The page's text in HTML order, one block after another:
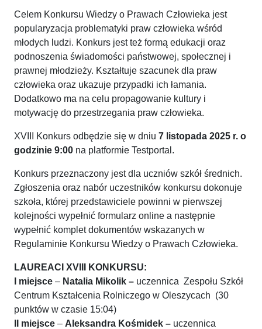
Celem Konkursu Wiedzy o Prawach Człowieka jest
popularyzacja problematyki praw człowieka wśród
młodych ludzi. Konkurs jest też formą edukacji oraz
podnoszenia świadomości państwowej, społecznej i
prawnej młodzieży. Kształtuje szacunek dla praw
człowieka oraz ukazuje przypadki ich łamania.
Dodatkowo ma na celu propagowanie kultury i
motywację do przestrzegania praw człowieka.
XVIII Konkurs odbędzie się w dniu 7 listopada 2025 r. o
godzinie 9:00 na platformie Testportal.
Konkurs przeznaczony jest dla uczniów szkół średnich.
Zgłoszenia oraz nabór uczestników konkursu dokonuje
szkoła, której przedstawiciele powinni w pierwszej
kolejności wypełnić formularz online a następnie
wypełnić komplet dokumentów wskazanych w
Regulaminie Konkursu Wiedzy o Prawach Człowieka.
LAUREACI XVIII KONKURSU:
I miejsce – Natalia Mikolik – uczennica Zespołu Szkół
Centrum Kształcenia Rolniczego w Oleszycach (30
punktów w czasie 15:04)
II miejsce – Aleksandra Kośmidek – uczennica